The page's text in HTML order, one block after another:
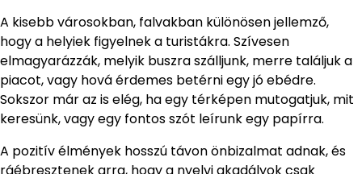
A kisebb városokban, falvakban különösen jellemző,
hogy a helyiek figyelnek a turistákra. Szívesen
elmagyarázzák, melyik buszra szálljunk, merre találjuk a
piacot, vagy hová érdemes betérni egy jó ebédre.
Sokszor már az is elég, ha egy térképen mutogatjuk, mit
keresünk, vagy egy fontos szót leírunk egy papírra.
A pozitív élmények hosszú távon önbizalmat adnak, és
ráébresztenek arra, hogy a nyelvi akadályok csak